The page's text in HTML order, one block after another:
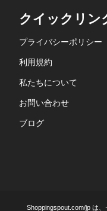
クイックリン
プライバシーポリシー
利用規約
私たちについて
お問い合わせ
ブログ
Shoppingspout.com/jp は